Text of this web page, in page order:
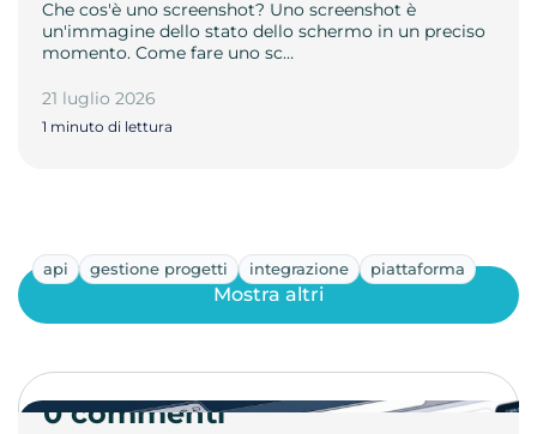
Che cos'è uno screenshot? Uno screenshot è
un'immagine dello stato dello schermo in un preciso
momento. Come fare uno sc…
21 luglio 2026
1 minuto di lettura
api gestione progetti integrazione piattaforma
Mostra altri
0 commenti